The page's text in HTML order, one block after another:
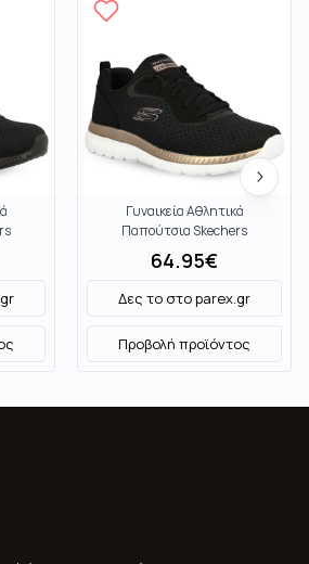
Γυναικεία Αθλητικά
Παπούτσια Skechers
12606Bkrg
64.95€
Δες το στοparex.gr
Προβολή προϊόντος